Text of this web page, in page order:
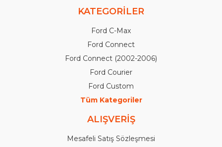
KATEGORİLER
Ford C-Max
Ford Connect
Ford Connect (2002-2006)
Ford Courier
Ford Custom
Tüm Kategoriler
ALIŞVERİŞ
Mesafeli Satış Sözleşmesi